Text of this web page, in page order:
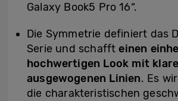
Galaxy Book5 Pro 16“.
Die Symmetrie definiert das
Serie und schaffteinen
hochwertigen Look mit
ausgewogenen Linien. Es
die charakteristischen